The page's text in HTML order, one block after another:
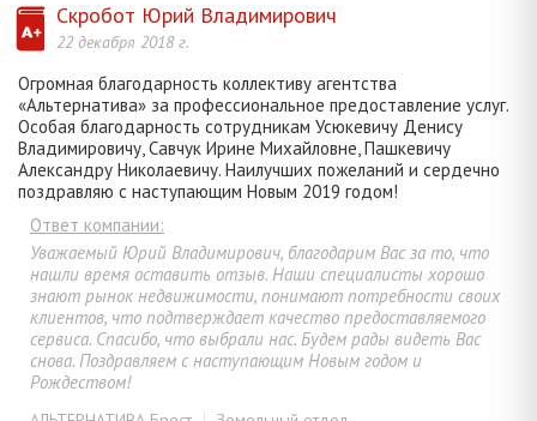
Скробот Юрий Владимирович
22 декабря 2018 г.
Огромная благодарность коллективу агентства
«Альтернатива» за профессиональное предоставление услуг.
Особая благодарность сотрудникам Усюкевичу Денису
Владимировичу, Савчук Ирине Михайловне, Пашкевичу
Александру Николаевичу. Наилучших пожеланий и сердечно
поздравляю с наступающим Новым 2019 годом!
Ответ компании:
Уважаемый Юрий Владимирович, благодарим Вас за то, что
нашли время оставить отзыв. Наши специалисты хорошо
знают рынок недвижимости, понимают потребности своих
клиентов, что подтверждает качество предоставляемого
сервиса. Спасибо, что выбрали нас. Будем рады видеть Вас
снова. Поздравляем с наступающим Новым годом и
Рождеством!